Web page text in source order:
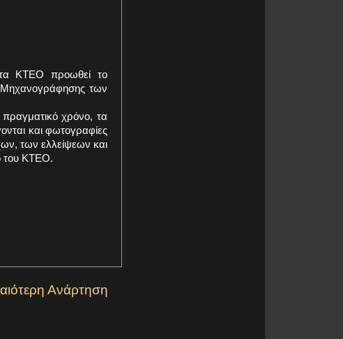
ΚΤΕΟ προωθεί το
των
χρόνο, τα
και φωτογραφίες
των ελλείψεων και
του ΚΤΕΟ.
Ανάρτηση